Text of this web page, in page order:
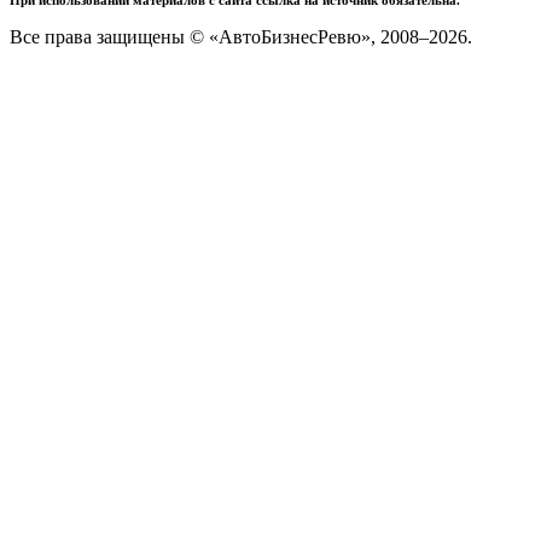
Все права защищены © «АвтоБизнесРевю», 2008–2026.